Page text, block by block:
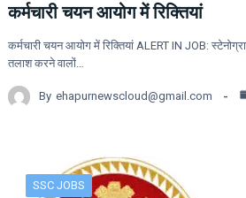
कर्मचारी चयन आयोग में रिक्तियां
कर्मचारी चयन आयोग में रिक्तियां ALERT IN JOB:
तलाश करने वालों…
By ehapurnewscloud@gmail.com
SSC JOBS